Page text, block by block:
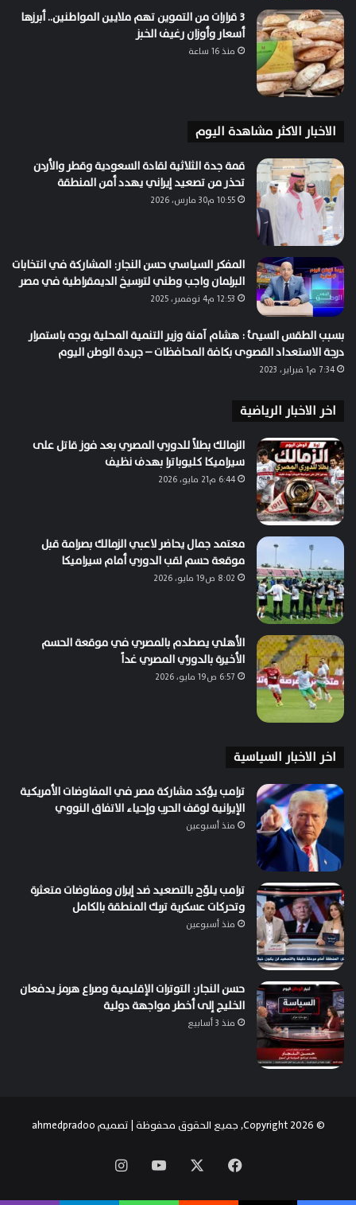
3 قرارات من التموين تهم ملايين المواطنين.. أبرزها
أسعار وأوزان رغيف الخبز
منذ 16 ساعة
الاخبار الاكثر مشاهدة اليوم
قمة جدة الثلاثية لقادة السعودية وقطر والأردن
تحذر من تصعيد إيراني يهدد أمن المنطقة
10:55 م30 مارس، 2026
المفكر السياسي حسن النجار: المشاركة في انتخابات
البرلمان واجب وطني لترسيخ الديمقراطية في مصر
12:53 م4 نوفمبر، 2025
بسبب الطقس السيئ : هشام آمنة وزير التنمية المحلية يوجه باستمرار
درجة الاستعداد القصوى بكافة المحافظات – جريدة الوطن اليوم
7:34 م1 فبراير، 2023
اخر الاخبار الرياضية
الزمالك بطلاً للدوري المصري بعد فوز قاتل على
سيراميكا كليوباترا بهدف نظيف
6:44 م21 مايو، 2026
معتمد جمال يحاضر لاعبي الزمالك بصرامة قبل
موقعة حسم لقب الدوري أمام سيراميكا
8:02 ص19 مايو، 2026
الأهلي يصطدم بالمصري في موقعة الحسم
الأخيرة بالدوري المصري غداً
6:57 ص19 مايو، 2026
اخر الاخبار السياسية
ترامب يؤكد مشاركة مصر في المفاوضات الأمريكية
الإيرانية لوقف الحرب وإحياء الاتفاق النووي
منذ أسبوعين
ترامب يلوّح بالتصعيد ضد إيران ومفاوضات متعثرة
وتحركات عسكرية تربك المنطقة بالكامل
منذ أسبوعين
حسن النجار: التوترات الإقليمية وصراع هرمز يدفعان
الخليج إلى أخطر مواجهة دولية
منذ 3 أسابيع
© Copyright 2026, جميع الحقوق محفوظة | تصميم ahmedpradoo
فيسبوك ‫YouTube